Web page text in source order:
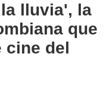
lluvia', la
que
cine del